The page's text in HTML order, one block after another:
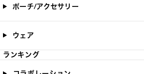
ポーチ/アクセサリー
ウェア
ランキング